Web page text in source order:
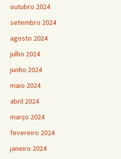
outubro 2024
setembro 2024
agosto 2024
julho 2024
junho 2024
maio 2024
abril 2024
março 2024
fevereiro 2024
janeiro 2024